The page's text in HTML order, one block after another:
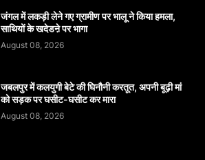
जंगल में लकड़ी लेने गए ग्रामीण पर भालू ने किया हमला,
साथियों के खदेडऩे पर भागा
August 08, 2026
जबलपुर में कलयुगी बेटे की घिनौनी करतूत, अपनी बूढ़ी मां
को सड़क पर घसीट-घसीट कर मारा
August 08, 2026